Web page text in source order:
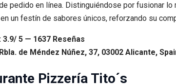
pedido en línea. Distinguiéndose por fusionar
un festín de sabores únicos, reforzando su
3.9/ 5 — 1637 Reseñas
de Méndez Núñez, 37, 03002 Alicante,
Pizzería Tito´s